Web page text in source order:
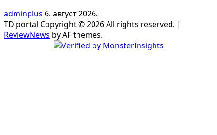
adminplus 6. август 2026.
TD portal Copyright © 2026 All rights reserved. |
ReviewNews by AF themes.